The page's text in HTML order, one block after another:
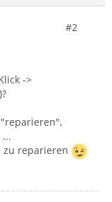
#2
->
zu reparieren